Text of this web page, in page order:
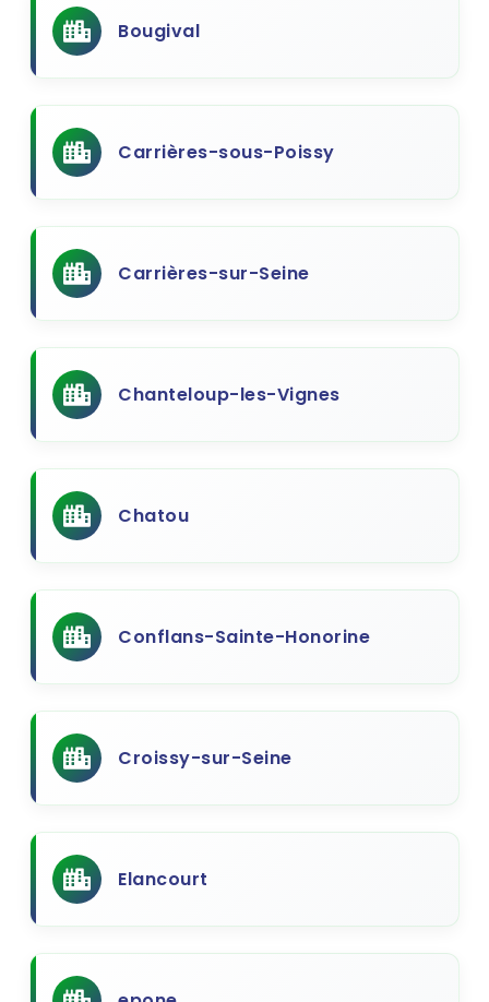
Bougival
Carrières-sous-Poissy
Carrières-sur-Seine
Chanteloup-les-Vignes
Chatou
Conflans-Sainte-Honorine
Croissy-sur-Seine
Elancourt